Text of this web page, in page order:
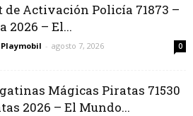
de Activación Policía 71873 –
2026 – El...
- agosto 7, 2026 0
Mágicas Piratas 71530
2026 – El Mundo...